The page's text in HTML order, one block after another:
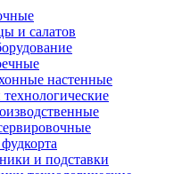
и салатов
настенные
и подставки